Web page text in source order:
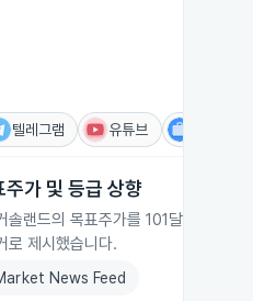
텔레그램 유튜브
가 및 등급 상향
랜드의 목표주가를 101달러로 상
로 제시했습니다.
News Feed